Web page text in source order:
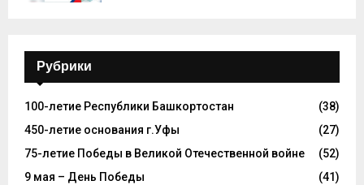
Рубрики
100-летие Республики Башкортостан
(38)
450-летие основания г.Уфы
(27)
75-летие Победы в Великой Отечественной войне
(52)
9 мая – День Победы
(41)